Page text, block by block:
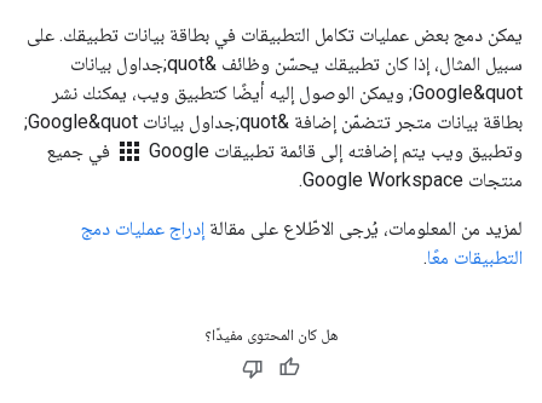
يمكن دمج بعض عمليات تكامل التطبيقات في بطاقة بيانات تطبيقك. على
سبيل المثال، إذا كان تطبيقك يحسّن وظائف &quot;جداول بيانات
Google&quot; ويمكن الوصول إليه أيضًا كتطبيق ويب، يمكنك نشر
بطاقة بيانات متجر تتضمّن إضافة &quot;جداول بيانات Google&quot;
وتطبيق ويب يتم إضافته إلى قائمة تطبيقات Google
apps في جميع
منتجات Google Workspace.
لمزيد من المعلومات، يُرجى الاطّلاع على مقالة إدراج عمليات دمج
التطبيقات معًا.
هل كان المحتوى مفيدًا؟